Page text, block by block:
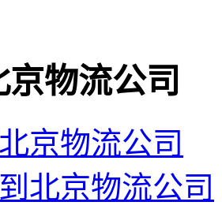
物流公司
京物流公司
北京物流公司